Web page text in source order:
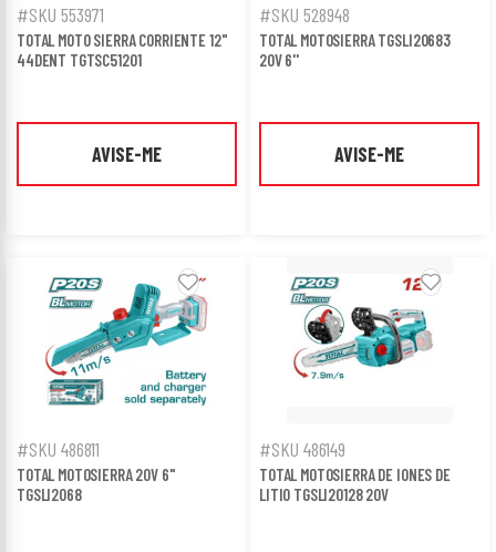
#SKU 553971
TOTAL MOTO SIERRA CORRIENTE 12"
44DENT TGTSC51201
AVISE-ME
#SKU 528948
TOTAL MOTOSIERRA TGSLI20683
20V 6''
AVISE-ME
#SKU 486811
TOTAL MOTOSIERRA 20V 6"
TGSLI2068
#SKU 486149
TOTAL MOTOSIERRA DE IONES DE
LITIO TGSLI20128 20V